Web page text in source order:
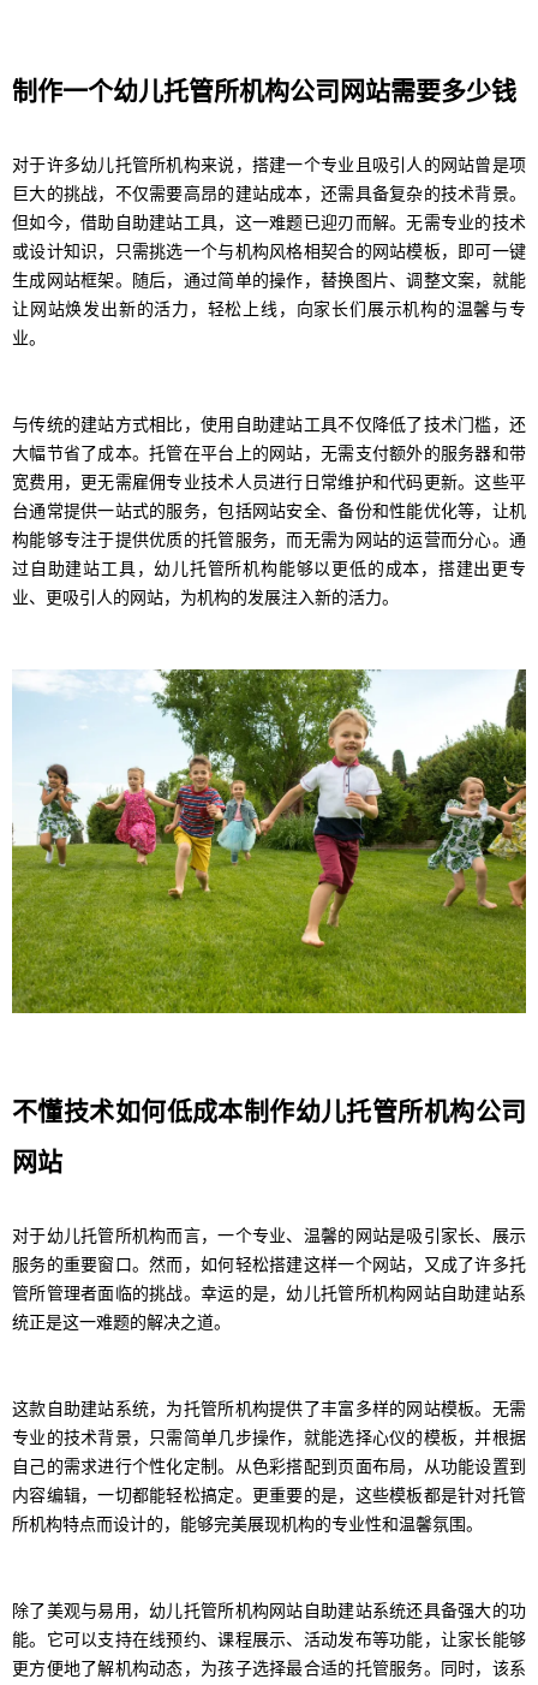
制作一个幼儿托管所机构公司网站需要多少钱
对于许多幼儿托管所机构来说，搭建一个专业且吸引人的网站曾是项
巨大的挑战，不仅需要高昂的建站成本，还需具备复杂的技术背景。
但如今，借助自助建站工具，这一难题已迎刃而解。无需专业的技术
或设计知识，只需挑选一个与机构风格相契合的网站模板，即可一键
生成网站框架。随后，通过简单的操作，替换图片、调整文案，就能
让网站焕发出新的活力，轻松上线，向家长们展示机构的温馨与专
业。
与传统的建站方式相比，使用自助建站工具不仅降低了技术门槛，还
大幅节省了成本。托管在平台上的网站，无需支付额外的服务器和带
宽费用，更无需雇佣专业技术人员进行日常维护和代码更新。这些平
台通常提供一站式的服务，包括网站安全、备份和性能优化等，让机
构能够专注于提供优质的托管服务，而无需为网站的运营而分心。通
过自助建站工具，幼儿托管所机构能够以更低的成本，搭建出更专
业、更吸引人的网站，为机构的发展注入新的活力。
不懂技术如何低成本制作幼儿托管所机构公司
网站
对于幼儿托管所机构而言，一个专业、温馨的网站是吸引家长、展示
服务的重要窗口。然而，如何轻松搭建这样一个网站，又成了许多托
管所管理者面临的挑战。幸运的是，幼儿托管所机构网站自助建站系
统正是这一难题的解决之道。
这款自助建站系统，为托管所机构提供了丰富多样的网站模板。无需
专业的技术背景，只需简单几步操作，就能选择心仪的模板，并根据
自己的需求进行个性化定制。从色彩搭配到页面布局，从功能设置到
内容编辑，一切都能轻松搞定。更重要的是，这些模板都是针对托管
所机构特点而设计的，能够完美展现机构的专业性和温馨氛围。
除了美观与易用，幼儿托管所机构网站自助建站系统还具备强大的功
能。它可以支持在线预约、课程展示、活动发布等功能，让家长能够
更方便地了解机构动态，为孩子选择最合适的托管服务。同时，该系